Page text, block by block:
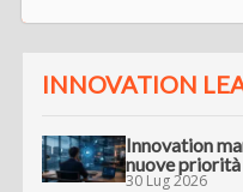
INNOVATION
Innovation
nuove priorità
30 Lug 2026